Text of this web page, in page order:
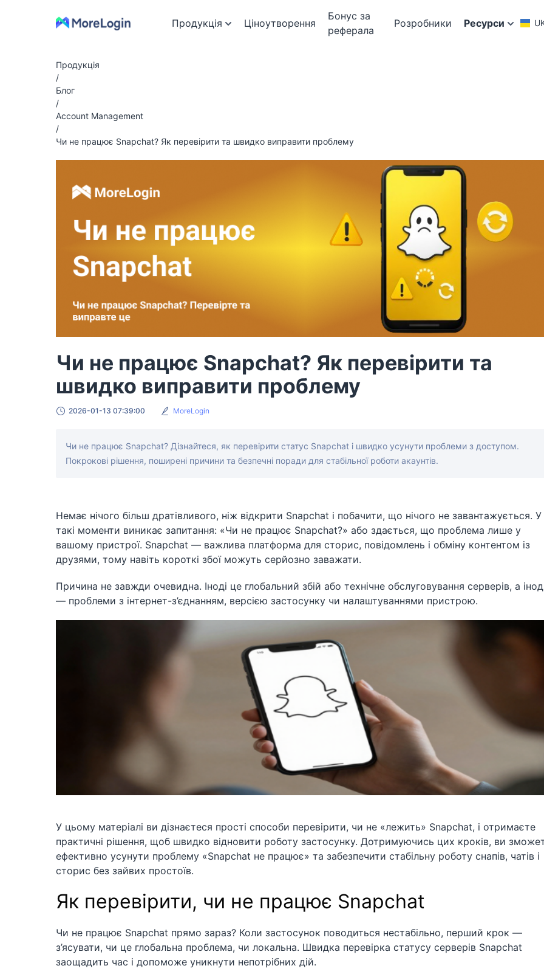
Продукція Ціноутворення
Бонус за
реферала
Розробники Ресурси
Продукція
/
Блог
/
Account Management
/
Чи не працює Snapchat? Як перевірити та швидко виправити проблему
Чи не працює Snapchat? Як перевірити та
швидко виправити проблему
2026-01-13 07:39:00 MoreLogin
Чи не працює Snapchat? Дізнайтеся, як перевірити статус Snapchat і швидко усунути проблеми з доступом.
Покрокові рішення, поширені причини та безпечні поради для стабільної роботи акаунтів.
Немає нічого більш дратівливого, ніж відкрити Snapchat і побачити, що нічого не завантажується. У
такі моменти виникає запитання: «Чи не працює Snapchat?» або здається, що проблема лише у
вашому пристрої. Snapchat — важлива платформа для сторис, повідомлень і обміну контентом із
друзями, тому навіть короткі збої можуть серйозно заважати.
Причина не завжди очевидна. Іноді це глобальний збій або технічне обслуговування серверів, а
— проблеми з інтернет-з’єднанням, версією застосунку чи налаштуваннями пристрою.
У цьому матеріалі ви дізнаєтеся прості способи перевірити, чи не «лежить» Snapchat, і отримаєте
практичні рішення, щоб швидко відновити роботу застосунку. Дотримуючись цих кроків, ви
ефективно усунути проблему «Snapchat не працює» та забезпечити стабільну роботу снапів, чатів і
сторис без зайвих простоїв.
Як перевірити, чи не працює Snapchat
Чи не працює Snapchat прямо зараз? Коли застосунок поводиться нестабільно, перший крок —
з’ясувати, чи це глобальна проблема, чи локальна. Швидка перевірка статусу серверів Snapchat
заощадить час і допоможе уникнути непотрібних дій.